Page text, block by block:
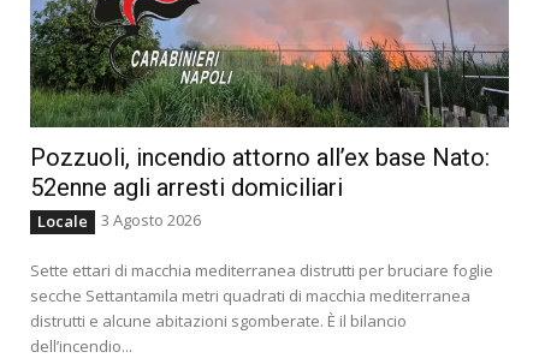
Pozzuoli, incendio attorno all’ex base Nato:
52enne agli arresti domiciliari
Locale 3 Agosto 2026
Sette ettari di macchia mediterranea distrutti per bruciare foglie
secche Settantamila metri quadrati di macchia mediterranea
distrutti e alcune abitazioni sgomberate. È il bilancio
dell’incendio...